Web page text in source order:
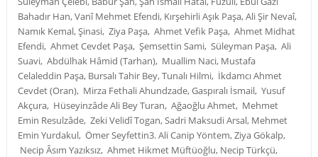
Bahadır Han, Vanî Mehmet Efendi, Kırşehirli Aşık Paşa, Ali Şir Nevaî,
Namık Kemal, Şinasi, Ziya Paşa, Ahmet Vefik Paşa, Ahmet Midhat
Efendi, Ahmet Cevdet Paşa, Şemsettin Sami, Süleyman Paşa, Ali
Suavi, Abdülhak Hâmid (Tarhan), Muallim Naci, Mustafa
Celaleddin Paşa, Bursalı Tahir Bey, Tunalı Hilmi, İkdamcı Ahmet
Cevdet (Oran), Mirza Fethali Ahundzade, Gaspıralı İsmail, Yusuf
Akçura, Hüseyinzâde Ali Bey Turan, Ağaoğlu Ahmet, Mehmet
Emin Resulzâde, Zeki Velidî Togan, Sadri Maksudi Arsal, Mehmet
Emin Yurdakul, Ömer Seyfettin3. Ali Canip Yöntem, Ziya Gökalp,
Necip Âsım Yazıksız, Ahmet Hikmet Müftüoğlu, Necip Türkçü,